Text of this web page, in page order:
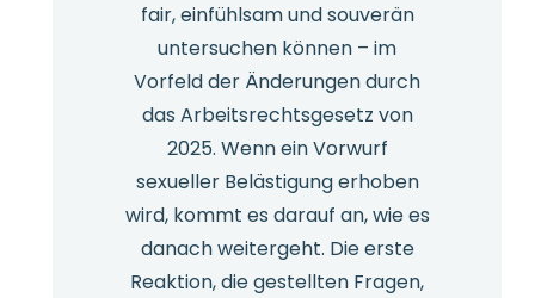
fair, einfühlsam und souverän
untersuchen können – im
Vorfeld der Änderungen durch
das Arbeitsrechtsgesetz von
2025. Wenn ein Vorwurf
sexueller Belästigung erhoben
wird, kommt es darauf an, wie es
danach weitergeht. Die erste
Reaktion, die gestellten Fragen,